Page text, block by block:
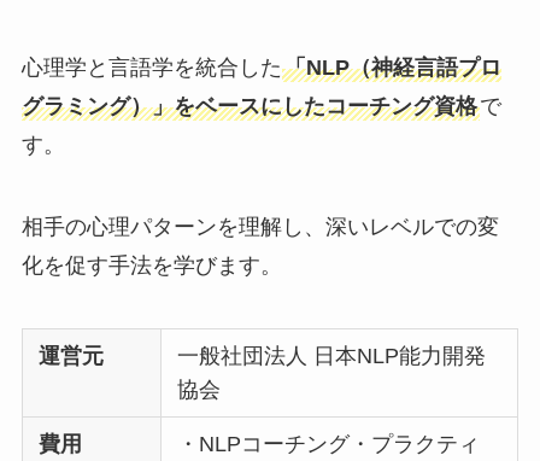
心理学と言語学を統合した「NLP（神経言語プロ
グラミング）」をベースにしたコーチング資格で
す。
相手の心理パターンを理解し、深いレベルでの変
化を促す手法を学びます。
運営元
一般社団法人 日本NLP能力開発
協会
費用
・NLPコーチング・プラクティ